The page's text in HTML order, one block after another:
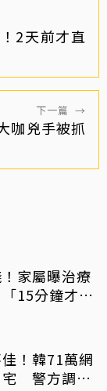
2天前才直
下一篇 →
咖兇手被抓
家屬曝治療
15分鐘才下
！韓71萬網
宅 警方調查